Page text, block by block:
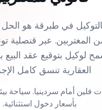
في طبرقة هو الحل
المغتربين. عبر قنصلية
لوكيل بتوقيع عقد
العقارية تنسق كامل
فلين أمام سردينيا. سياحة
بأسعار دخول استثنائية.